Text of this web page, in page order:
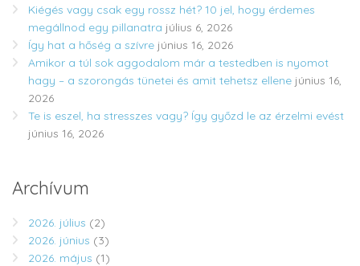
Kiégés vagy csak egy rossz hét? 10 jel, hogy érdemes
megállnod egy pillanatra július 6, 2026
Így hat a hőség a szívre június 16, 2026
Amikor a túl sok aggodalom már a testedben is nyomot
hagy – a szorongás tünetei és amit tehetsz ellene június 16,
2026
Te is eszel, ha stresszes vagy? Így győzd le az érzelmi evést
június 16, 2026
Archívum
2026. július (2)
2026. június (3)
2026. május (1)